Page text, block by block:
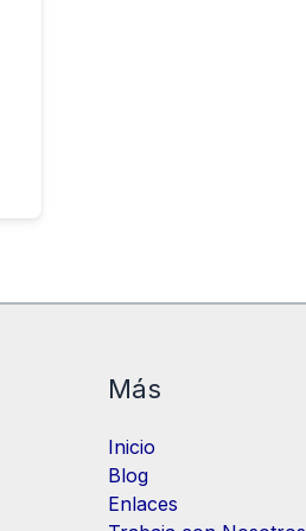
Más
Inicio
Blog
Enlaces